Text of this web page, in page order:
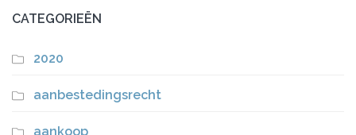
CATEGORIEËN
2020
aanbestedingsrecht
aankoop